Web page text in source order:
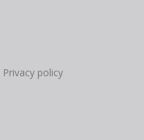
Privacy policy